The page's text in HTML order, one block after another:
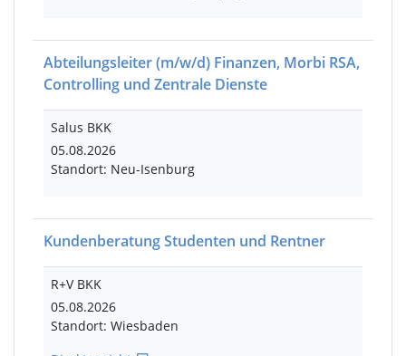
Abteilungsleiter(m/w/d) Finanzen, Morbi RSA,
Controlling und Zentrale Dienste
Salus BKK
05.08.2026
Standort: Neu-Isenburg
Kundenberatung Studenten und Rentner
R+V BKK
05.08.2026
Standort: Wiesbaden